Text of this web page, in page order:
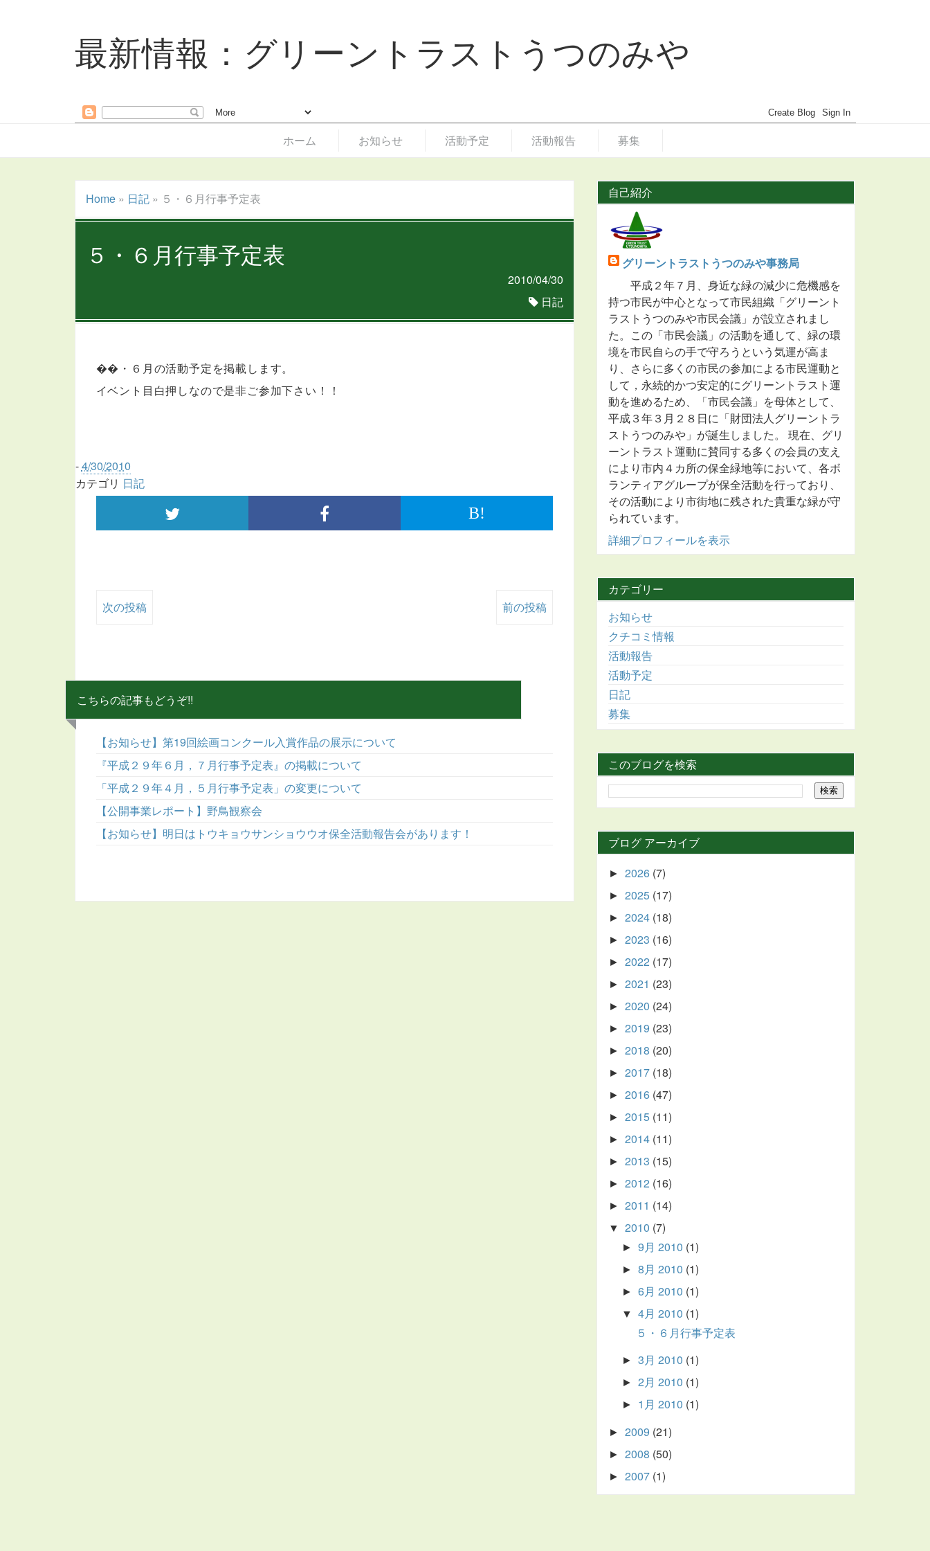
最新情報：グリーントラストうつのみや
ホーム お知らせ 活動予定 活動報告 募集
Home» 日記» ５・６月行事予定表
５・６月行事予定表
2010/04/30
日記
��・６月の活動予定を掲載します。
イベント目白押しなので是非ご参加下さい！！
-4/30/2010
カテゴリ 日記
B!
次の投稿 前の投稿
こちらの記事もどうぞ!!
【お知らせ】第19回絵画コンクール入賞作品の展示について
『平成２９年６月，７月行事予定表』の掲載について
「平成２９年４月，５月行事予定表」の変更について
【公開事業レポート】野鳥観察会
【お知らせ】明日はトウキョウサンショウウオ保全活動報告会があります！
自己紹介
グリーントラストうつのみや事務局
平成２年７月、身近な緑の減少に危機感を
持つ市民が中心となって市民組織「グリーント
ラストうつのみや市民会議」が設立されまし
た。この「市民会議」の活動を通して、緑の環
境を市民自らの手で守ろうという気運が高ま
り、さらに多くの市民の参加による市民運動と
して，永続的かつ安定的にグリーントラスト運
動を進めるため、「市民会議」を母体として、
平成３年３月２８日に「財団法人グリーントラ
ストうつのみや」が誕生しました。 現在、グリ
ーントラスト運動に賛同する多くの会員の支え
により市内４カ所の保全緑地等において、各ボ
ランティアグループが保全活動を行っており、
その活動により市街地に残された貴重な緑が守
られています。
詳細プロフィールを表示
カテゴリー
お知らせ
クチコミ情報
活動報告
活動予定
日記
募集
このブログを検索
ブログ アーカイブ
► 2026 (7)
► 2025 (17)
► 2024 (18)
► 2023 (16)
► 2022 (17)
► 2021 (23)
► 2020 (24)
► 2019 (23)
► 2018 (20)
► 2017 (18)
► 2016 (47)
► 2015 (11)
► 2014 (11)
► 2013 (15)
► 2012 (16)
► 2011 (14)
▼ 2010 (7)
► 9月 2010 (1)
► 8月 2010 (1)
► 6月 2010 (1)
▼ 4月 2010 (1)
５・６月行事予定表
► 3月 2010 (1)
► 2月 2010 (1)
► 1月 2010 (1)
► 2009 (21)
► 2008 (50)
► 2007 (1)